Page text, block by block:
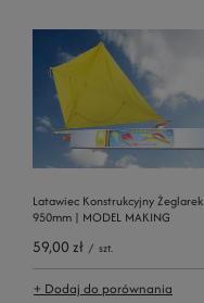
Latawiec Konstrukcyjny Żeglarek
950mm | MODEL MAKING
59,00 zł / szt.
+ Dodaj do porównania